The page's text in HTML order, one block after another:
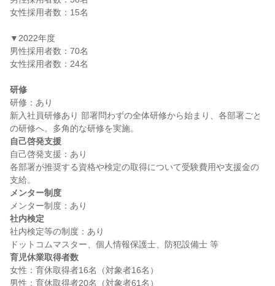
女性採用者数：15名
▼2022年度
男性採用者数：70名
女性採用者数：24名
研修
研修：あり
新入社員研修あり 部署問わずの全体研修から始まり、各部署ごと
自己啓発支援
自己啓発支援：あり
各部署が推奨する資格や検定の取得について受験費用や支援金の
メンター制度
社内検定
社内検定等の制度：あり
育児休業取得者数
女性：育休取得者16名（対象者16名）